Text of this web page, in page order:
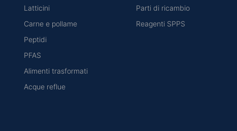
Latticini
Carne e pollame
Peptidi
PFAS
Alimenti trasformati
Acque reflue
Parti di ricambio
Reagenti SPPS